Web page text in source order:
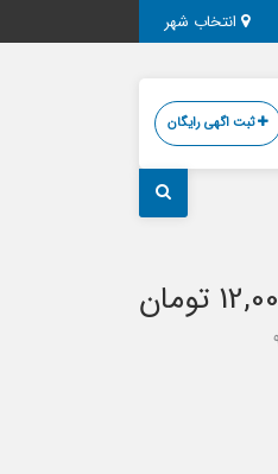
ثبت اگهی رایگان
تومان